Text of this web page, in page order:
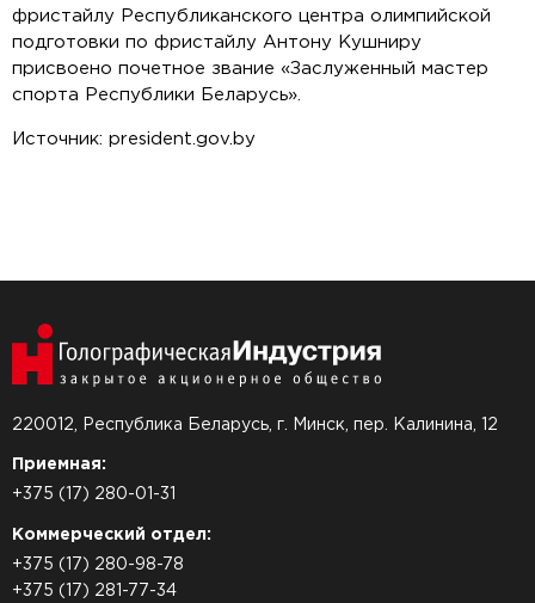
фристайлу Республиканского центра олимпийской
подготовки по фристайлу Антону Кушниру
присвоено почетное звание «Заслуженный мастер
спорта Республики Беларусь».
Источник: president.gov.by
220012, Республика Беларусь, г. Минск, пер. Калинина, 12
Приемная:
+375 (17) 280-01-31
Коммерческий отдел:
+375 (17) 280-98-78
+375 (17) 281-77-34